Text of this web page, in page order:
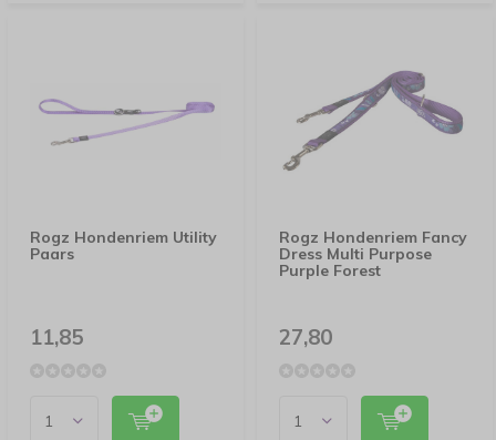
Rogz Hondenriem Utility
Paars
11,85
Rogz Hondenriem Fancy
Dress Multi Purpose
Purple Forest
27,80